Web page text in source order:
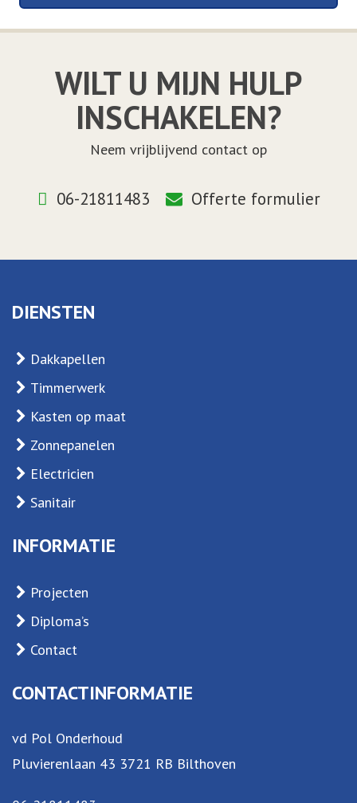
WILT U MIJN HULP
INSCHAKELEN?
Neem vrijblijvend contact op
06-21811483 Offerte formulier
DIENSTEN
Dakkapellen
Timmerwerk
Kasten op maat
Zonnepanelen
Electricien
Sanitair
INFORMATIE
Projecten
Diploma’s
Contact
CONTACTINFORMATIE
vd Pol Onderhoud
Pluvierenlaan 43 3721 RB Bilthoven